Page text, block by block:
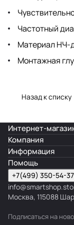
Частотный
Материал НЧ-
Монтажная
Назад к списку
Интернет-
Компания
Информация
Помощь
+7(499) 350-54-37
Москва, 115088
Подписаться на